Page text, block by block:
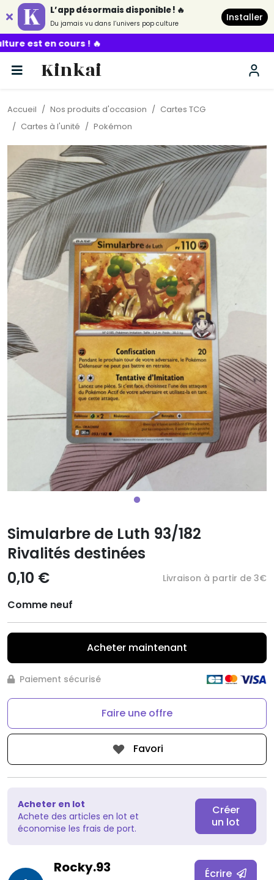
L’app désormais disponible ! 🔥
Du jamais vu dans l’univers pop culture
Installer
! 🔥
Kinkai
Accueil Nos produits d'occasion
Cartes TCG
Cartes à l'unité
Pokémon
Simularbre de Luth 93/182
Rivalités destinées
0,10 €
Livraison à partir de 3€
Comme neuf
Acheter maintenant
Paiement sécurisé
Faire une offre
Favori
Acheter en lot
Achete des articles en lot et
économise les frais de port.
Créer
un lot
Rocky.93 Écrire